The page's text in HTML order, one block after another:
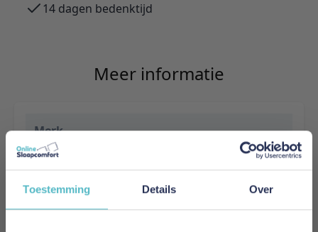
Toestemming Details Over
14 dagen bedenktijd
Meer informatie
Merk
Innovation Living
EAN